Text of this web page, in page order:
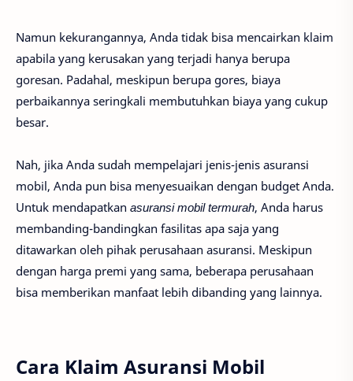
Namun kekurangannya, Anda tidak bisa mencairkan klaim
apabila yang kerusakan yang terjadi hanya berupa
goresan. Padahal, meskipun berupa gores, biaya
perbaikannya seringkali membutuhkan biaya yang cukup
besar.
Nah, jika Anda sudah mempelajari jenis-jenis asuransi
mobil, Anda pun bisa menyesuaikan dengan budget Anda.
Untuk mendapatkan asuransi mobil termurah, Anda harus
membanding-bandingkan fasilitas apa saja yang
ditawarkan oleh pihak perusahaan asuransi. Meskipun
dengan harga premi yang sama, beberapa perusahaan
bisa memberikan manfaat lebih dibanding yang lainnya.
Cara Klaim Asuransi Mobil